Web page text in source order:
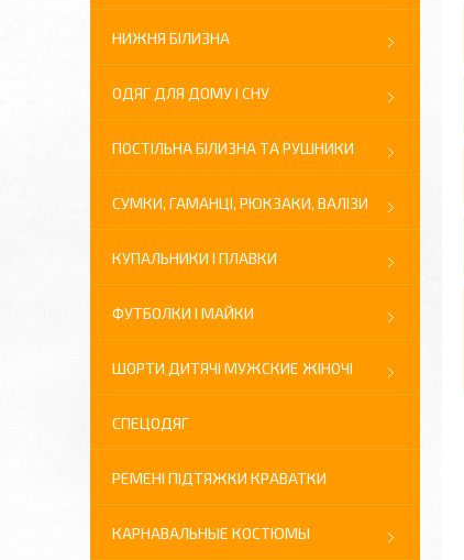
НИЖНЯ БІЛИЗНА
ОДЯГ ДЛЯ ДОМУ І СНУ
ПОСТІЛЬНА БІЛИЗНА ТА РУШНИКИ
СУМКИ, ГАМАНЦІ, РЮКЗАКИ, ВАЛІЗИ
КУПАЛЬНИКИ І ПЛАВКИ
ФУТБОЛКИ І МАЙКИ
ШОРТИ ДИТЯЧІ МУЖСКИЕ ЖІНОЧІ
СПЕЦОДЯГ
РЕМЕНІ ПІДТЯЖКИ КРАВАТКИ
КАРНАВАЛЬНЫЕ КОСТЮМЫ